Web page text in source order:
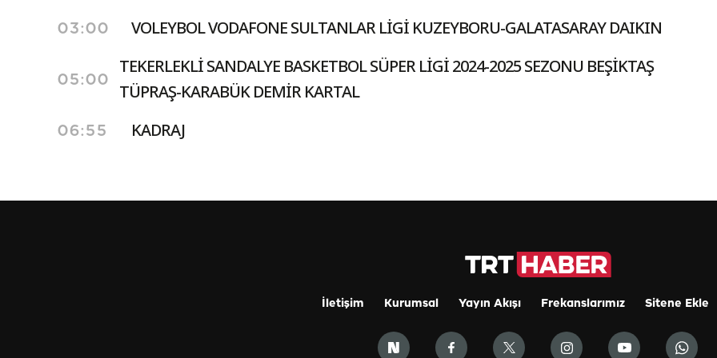
03:00 VOLEYBOL VODAFONE SULTANLAR LİGİ KUZEYBORU-GALATASARAY DAIKIN
05:00
TEKERLEKLİ SANDALYE BASKETBOL SÜPER LİGİ 2024-2025 SEZONU BEŞİKTAŞ
TÜPRAŞ-KARABÜK DEMİR KARTAL
06:55 KADRAJ
İletişim Kurumsal Yayın Akışı Frekanslarımız Sitene Ekle